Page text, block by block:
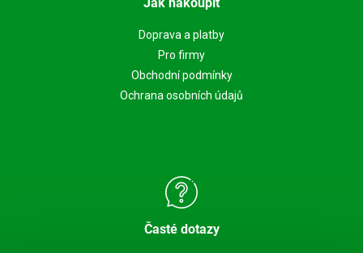
Doprava a platby
Pro firmy
Obchodní podmínky
Ochrana osobních údajů
Časté dotazy